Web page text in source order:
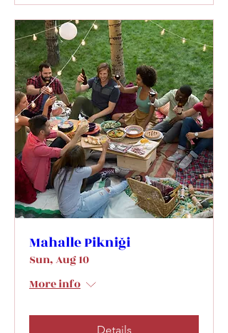
Mahalle Pikniği
Sun, Aug 10
More info
Details